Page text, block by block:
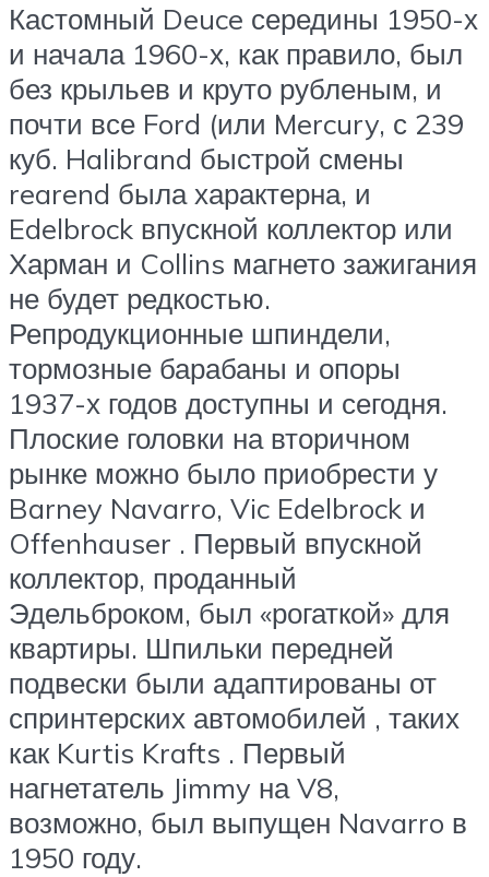
Кастомный Deuce середины 1950-х
и начала 1960-х, как правило, был
без крыльев и круто рубленым, и
почти все Ford (или Mercury, с 239
куб. Halibrand быстрой смены
rearend была характерна, и
Edelbrock впускной коллектор или
Харман и Collins магнето зажигания
не будет редкостью.
Репродукционные шпиндели,
тормозные барабаны и опоры
1937-х годов доступны и сегодня.
Плоские головки на вторичном
рынке можно было приобрести у
Barney Navarro, Vic Edelbrock и
Offenhauser . Первый впускной
коллектор, проданный
Эдельброком, был «рогаткой» для
квартиры. Шпильки передней
подвески были адаптированы от
спринтерских автомобилей , таких
как Kurtis Krafts . Первый
нагнетатель Jimmy на V8,
возможно, был выпущен Navarro в
1950 году.